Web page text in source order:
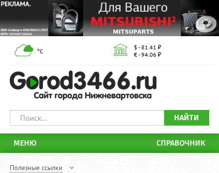
°С
$ - 81.41 ₽
€ - 94.06 ₽
НАЙТИ
МЕНЮ СПРАВОЧНИК
Полезные ссылки